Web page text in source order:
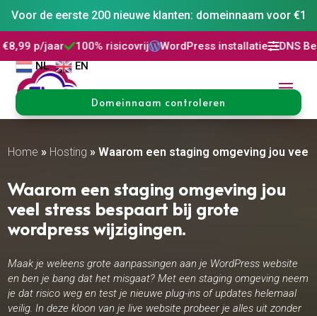
Voor de eerste 200 nieuwe klanten: domeinnaam voor €1
100% risicovrijWordPress installatieDNS Beheer30
NL
EN
Domeinnaam controleren
Home » Hosting »Waarom een staging omgeving jou
Waarom een staging omgeving jou
veel stress bespaart bij grote
wordpress wijzigingen.
Maak je weleens grote aanpassingen aan je WordPress website
en ben je bang dat het misgaat? Met een staging omgeving neem
je dat risico weg en test je nieuwe plug-ins of updates helemaal
veilig. In deze kloon van je live website probeer je alles uit zonder